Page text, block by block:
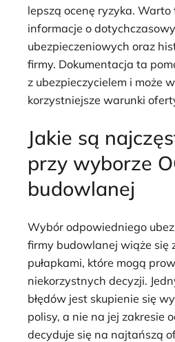
lepszą ocenę ryzyka.
informacje o
ubezpieczeniowych oraz
firmy. Dokumentacja ta
z ubezpieczycielem i może
korzystniejsze warunki
Jakie są
przy wyborze
budowlanej
Wybór odpowiedniego
firmy budowlanej wiąże się
pułapkami, które mogą
niekorzystnych decyzji.
błędów jest skupienie się
polisy, a nie na jej zakresie
decyduje się na najtańszą